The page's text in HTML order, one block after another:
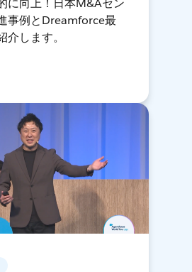
に向上！日本M&Aセン
事例とDreamforce最
介します。